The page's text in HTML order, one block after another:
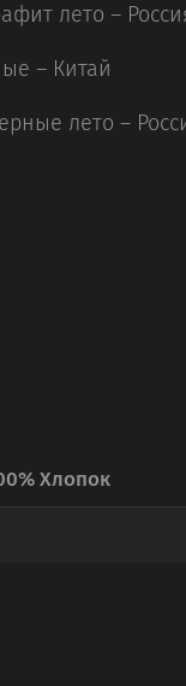
лето –
– Китай
лето –
Хлопок